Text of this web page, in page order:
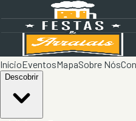
InícioEventosMapaSobre Nós
Descobrir